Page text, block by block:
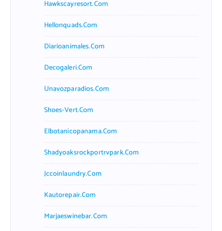
Hawkscayresort.com
Hellonquads.com
Diarioanimales.com
Decogaleri.com
Unavozparadios.com
Shoes-Vert.com
Elbotanicopanama.com
Shadyoaksrockportrvpark.com
Jccoinlaundry.com
Kautorepair.com
Marjaeswinebar.com